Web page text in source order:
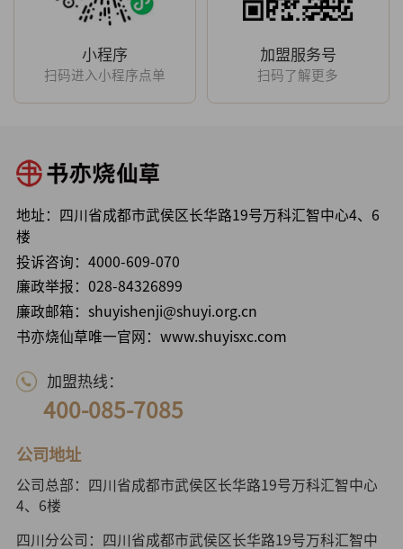
小程序
扫码进入小程序点单
加盟服务号
扫码了解更多
地址：四川省成都市武侯区长华路19号万科汇智中心4、6
楼
投诉咨询： 4000-609-070
廉政举报： 028-84326899
廉政邮箱：shuyishenji@shuyi.org.cn
书亦烧仙草唯一官网：www.shuyisxc.com
加盟热线：
400-085-7085
公司地址
公司总部：四川省成都市武侯区长华路19号万科汇智中心
4、6楼
四川分公司：四川省成都市武侯区长华路19号万科汇智中